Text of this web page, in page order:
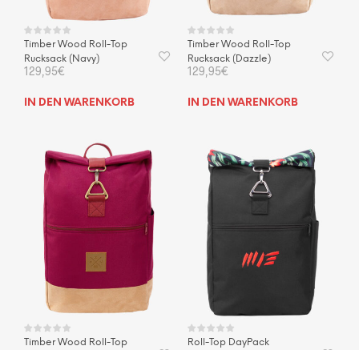
Timber Wood Roll-Top
Rucksack (Navy)
129,95€
IN DEN WARENKORB
Timber Wood Roll-Top
Rucksack (Dazzle)
129,95€
IN DEN WARENKORB
Timber Wood Roll-Top
Roll-Top DayPack